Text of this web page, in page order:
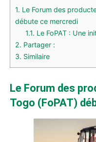
1. Le Forum des
débute ce mercredi
1.1. Le FoPAT : Une
2. Partager :
3. Similaire
Le Forum des
Togo (FoPAT)